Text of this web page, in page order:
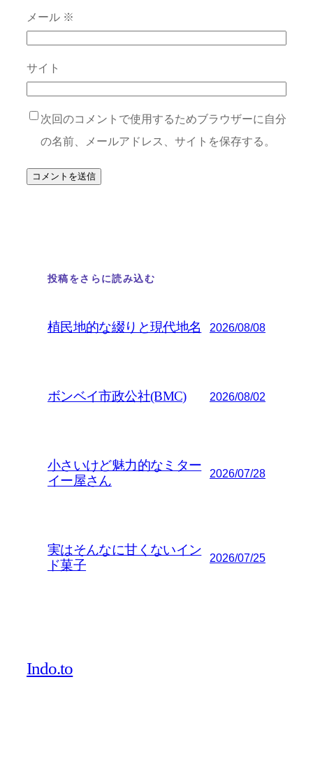
メール ※
サイト
次回のコメントで使用するためブラウザーに自分
の名前、メールアドレス、サイトを保存する。
投稿をさらに読み込む
植民地的な綴りと現代地名 2026/08/08
ボンベイ市政公社(BMC) 2026/08/02
小さいけど魅力的なミター
イー屋さん
2026/07/28
実はそんなに甘くないイン
ド菓子
2026/07/25
Indo.to